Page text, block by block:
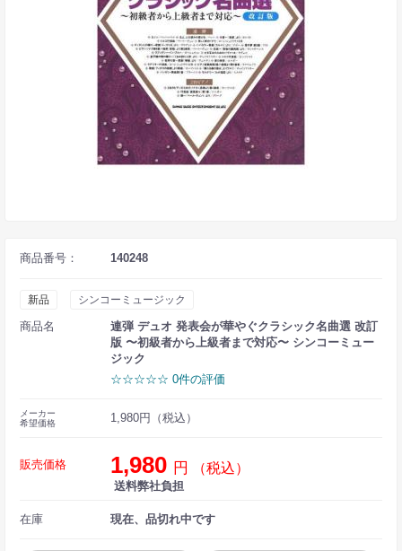
商品番号： 140248
新品 シンコーミュージック
商品名
連弾 デュオ 発表会が華やぐクラシック名曲選 改訂
版 〜初級者から上級者まで対応〜 シンコーミュー
ジック
☆☆☆☆☆ 0件の評価
メーカー
希望価格
1,980円（税込）
販売価格 1,980 円 （税込）
送料弊社負担
在庫 現在、品切れ中です